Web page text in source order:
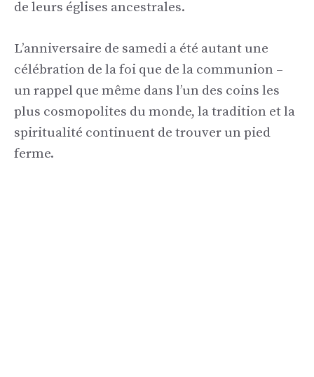
de leurs églises ancestrales.
L’anniversaire de samedi a été autant une
célébration de la foi que de la communion –
un rappel que même dans l’un des coins les
plus cosmopolites du monde, la tradition et la
spiritualité continuent de trouver un pied
ferme.